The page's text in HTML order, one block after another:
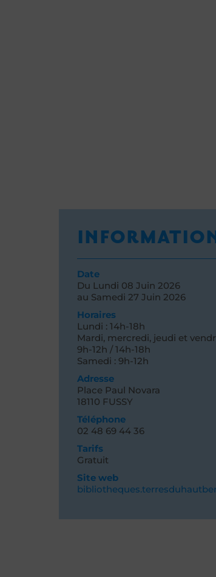
Date
Du Lundi 08 Juin 2026
au Samedi 27 Juin 2026
Horaires
Lundi : 14h-18h
Mardi, mercredi, jeudi et
9h-12h / 14h-18h
Samedi : 9h-12h
Adresse
Place Paul Novara
18110 FUSSY
Téléphone
02 48 69 44 36
Tarifs
Gratuit
Site web